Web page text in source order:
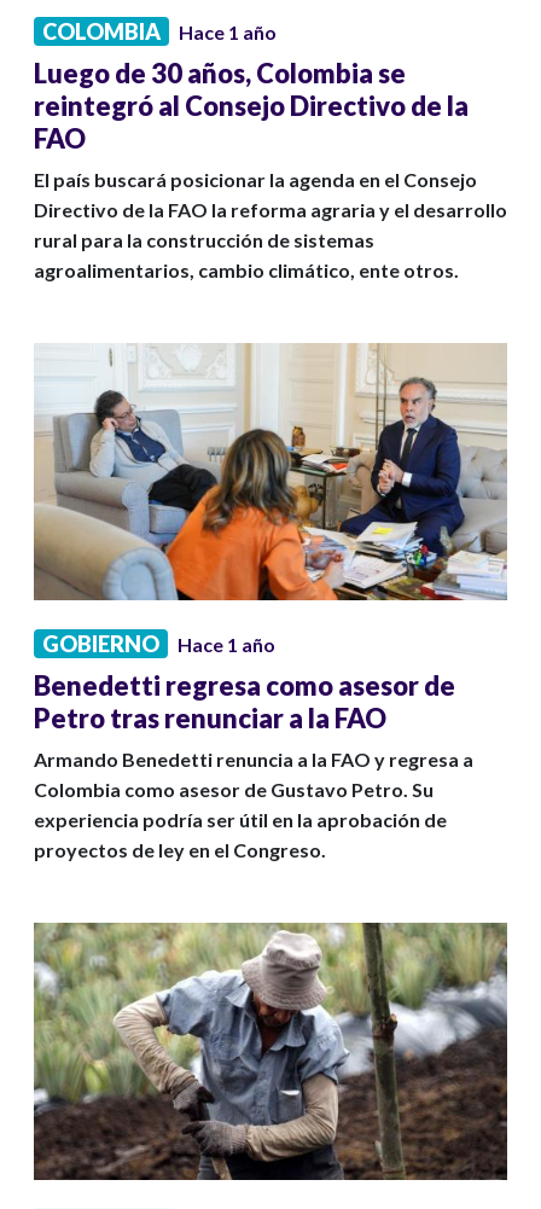
COLOMBIA Hace 1 año
Luego de 30 años, Colombia se
reintegró al Consejo Directivo de la
FAO
El país buscará posicionar la agenda en el Consejo
Directivo de la FAO la reforma agraria y el desarrollo
rural para la construcción de sistemas
agroalimentarios, cambio climático, ente otros.
GOBIERNO Hace 1 año
Benedetti regresa como asesor de
Petro tras renunciar a la FAO
Armando Benedetti renuncia a la FAO y regresa a
Colombia como asesor de Gustavo Petro. Su
experiencia podría ser útil en la aprobación de
proyectos de ley en el Congreso.